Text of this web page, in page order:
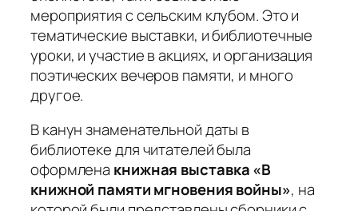
мероприятия с сельским клубом. Это и
тематические выставки, и библиотечные
уроки, и участие в акциях, и организация
поэтических вечеров памяти, и много
другое.
В канун знаменательной даты в
библиотеке для читателей была
оформлена книжная выставка «В
книжной памяти мгновения войны», на